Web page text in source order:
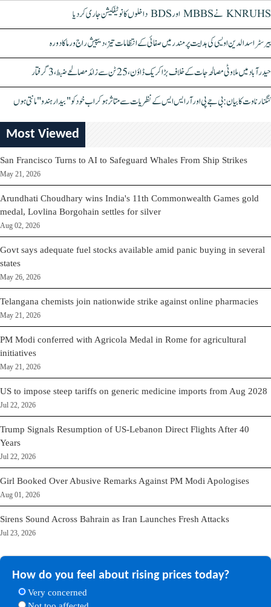
KNRUHS نے MBBS اور BDS داخلوں کا نوٹیفکیشن جاری کر دیا
بیرسٹر اسدالدین اویسی کی ہدایت پر مندر میں صفائی کے انتظامات تیز، دیپیش راج ورما کا دورہ
حیدرآباد میں ملاوٹی مصالحہ جات کے خلاف بڑا کریک ڈاؤن، 25 ٹن سے زائد مصالحے ضبط، 3 گرفتار
کنگنا رناوت کا بیان: بی جے پی اور آر ایس ایس کے نظریات سے متاثر ہو کر اب خود کو "بیدار ہندو" مانتی ہوں
Most Viewed
San Francisco Turns to AI to Safeguard Whales From Ship Strikes
May 21, 2026
Arundhati Choudhary wins India's 11th Commonwealth Games gold
medal, Lovlina Borgohain settles for silver
Aug 02, 2026
Govt says adequate fuel stocks available amid panic buying in several
states
May 26, 2026
Telangana chemists join nationwide strike against online pharmacies
May 21, 2026
PM Modi conferred with Agricola Medal in Rome for agricultural
initiatives
May 21, 2026
US to impose steep tariffs on generic medicine imports from Aug 2028
Jul 22, 2026
Trump Signals Resumption of US-Lebanon Direct Flights After 40
Years
Jul 22, 2026
Girl Booked Over Abusive Remarks Against PM Modi Apologises
Aug 01, 2026
Sirens Sound Across Bahrain as Iran Launches Fresh Attacks
Jul 23, 2026
How do you feel about rising prices today?
Very concerned